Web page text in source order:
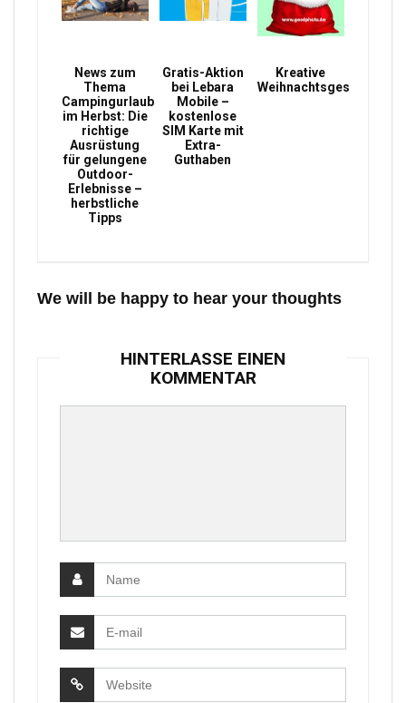
News zum
Thema
Campingurlaub
im Herbst: Die
richtige
Ausrüstung
für gelungene
Outdoor-
Erlebnisse –
herbstliche
Tipps
Gratis-Aktion
bei Lebara
Mobile –
kostenlose
SIM Karte mit
Extra-
Guthaben
Kreative
Weihnachtsgeschenke
We will be happy to hear your thoughts
HINTERLASSE EINEN
KOMMENTAR